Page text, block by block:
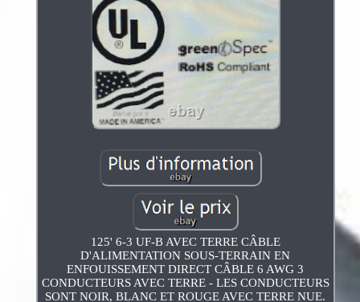
125' 6-3 UF-B AVEC TERRE CÂBLE
D'ALIMENTATION SOUS-TERRAIN EN
ENFOUISSEMENT DIRECT CÂBLE 6 AWG 3
CONDUCTEURS AVEC TERRE - LES CONDUCTEURS
SONT NOIR, BLANC ET ROUGE AVEC TERRE NUE.